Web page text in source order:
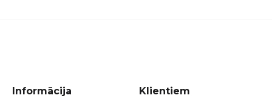
Informācija Klientiem